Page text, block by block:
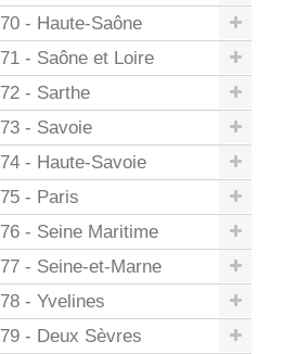
70 - Haute-Saône
71 - Saône et Loire
72 - Sarthe
73 - Savoie
74 - Haute-Savoie
75 - Paris
76 - Seine Maritime
77 - Seine-et-Marne
78 - Yvelines
79 - Deux Sèvres